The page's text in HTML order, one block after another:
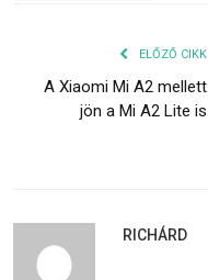
ELŐZŐ CIKK
A Xiaomi Mi A2 mellett
jön a Mi A2 Lite is
RICHÁRD